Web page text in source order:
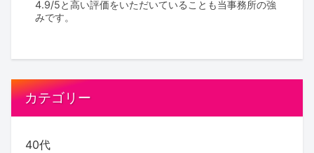
4.9/5と高い評価をいただいていることも当事務所の強
みです。
カテゴリー
40代